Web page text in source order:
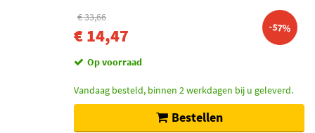
Niet op voorraad (2)
€ 33,66
€ 14,47 -57%
Op voorraad
Vandaag besteld, binnen 2 werkdagen bij u geleverd.
Bestellen